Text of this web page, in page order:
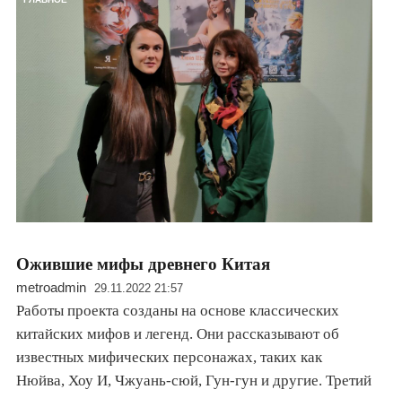
Ожившие мифы древнего Китая
metroadmin 29.11.2022 21:57
Работы проекта созданы на основе классических
китайских мифов и легенд. Они рассказывают об
известных мифических персонажах, таких как
Нюйва, Хоу И, Чжуань-сюй, Гун-гун и другие. Третий